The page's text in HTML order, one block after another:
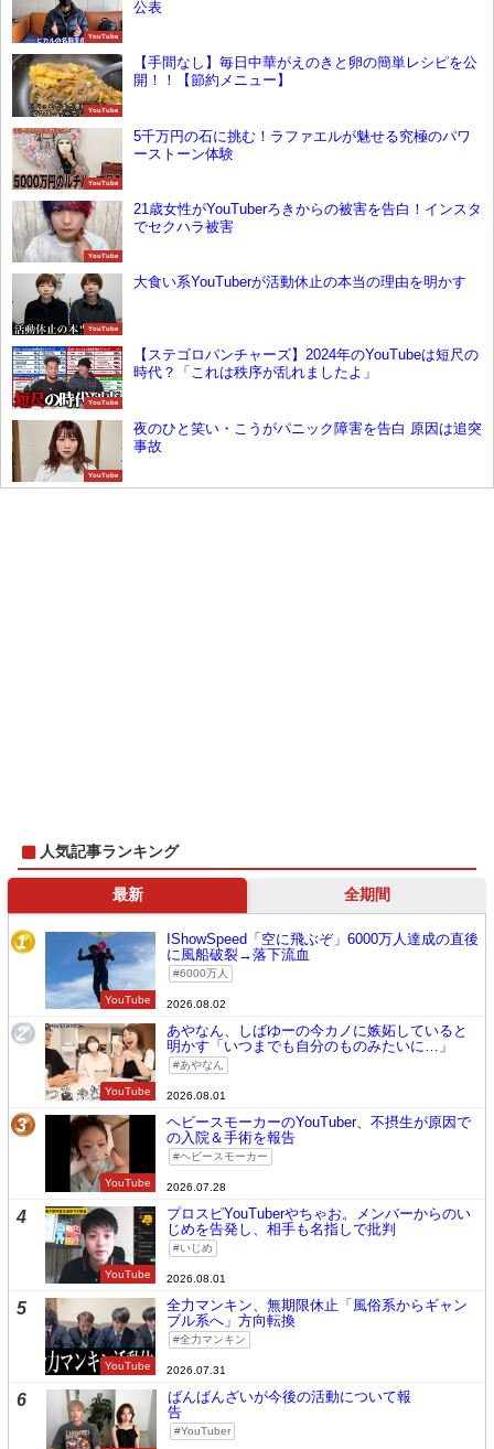
YouTube
公表
YouTube
【手間なし】毎日中華がえのきと卵の簡単レシピを公
開！！【節約メニュー】
YouTube
5千万円の石に挑む！ラファエルが魅せる究極のパワ
ーストーン体験
YouTube
21歳女性がYouTuberろきからの被害を告白！インスタ
でセクハラ被害
YouTube
大食い系YouTuberが活動休止の本当の理由を明かす
YouTube
【ステゴロパンチャーズ】2024年のYouTubeは短尺の
時代？「これは秩序が乱れましたよ」
YouTube
夜のひと笑い・こうがパニック障害を告白 原因は追突
事故
人気記事ランキング
最新 全期間
1
YouTube
IShowSpeed「空に飛ぶぞ」6000万人達成の直後
に風船破裂→落下流血
6000万人
2026.08.02
2
YouTube
あやなん、しばゆーの今カノに嫉妬していると
明かす「いつまでも自分のものみたいに…」
あやなん
2026.08.01
3
YouTube
ヘビースモーカーのYouTuber、不摂生が原因で
の入院＆手術を報告
ヘビースモーカー
2026.07.28
4
YouTube
プロスピYouTuberやちゃお。メンバーからのい
じめを告発し、相手も名指しで批判
いじめ
2026.08.01
5
YouTube
全力マンキン、無期限休止「風俗系からギャン
ブル系へ」方向転換
全力マンキン
2026.07.31
6
ばんばんざいが今後の活動について報
告
YouTuber